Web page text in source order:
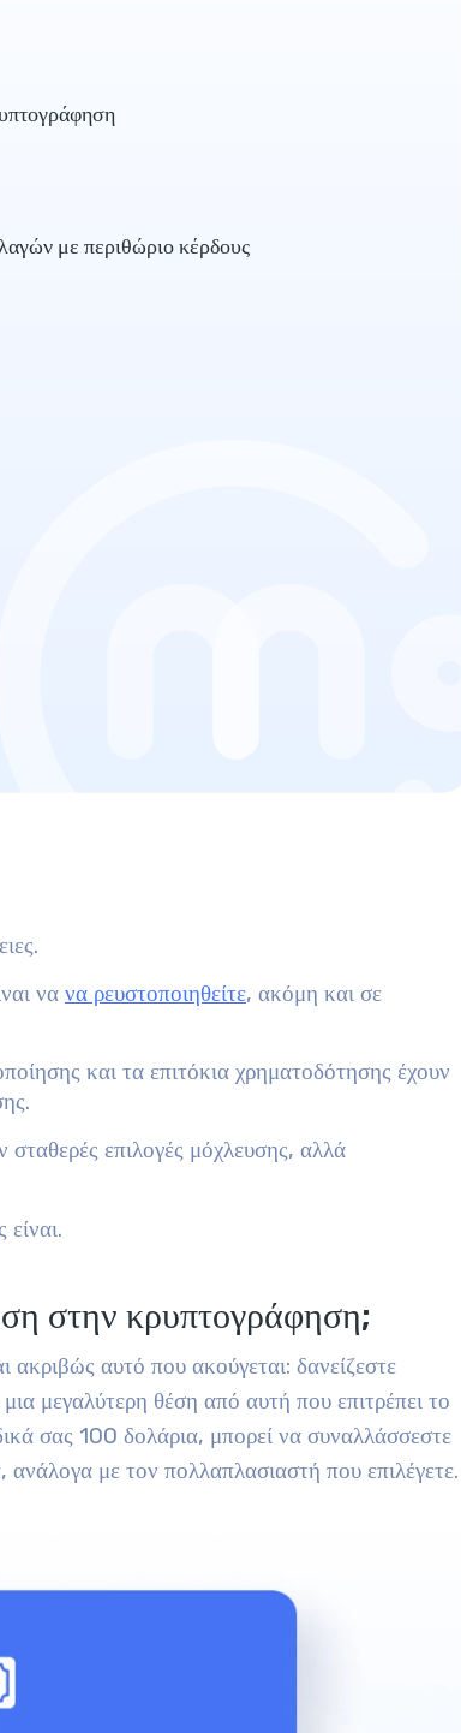
με περιθώριο κέρδους
να να ρευστοποιηθείτε, ακόμη και σε
και τα επιτόκια χρηματοδότησης έχουν
επιλογές μόχλευσης, αλλά
στην κρυπτογράφηση;
αυτό που ακούγεται: δανείζεστε
μεγαλύτερη θέση από αυτή που επιτρέπει το
σας 100 δολάρια, μπορεί να συναλλάσσεστε
με τον πολλαπλασιαστή που επιλέγετε.